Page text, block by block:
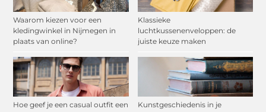
Waarom kiezen voor een
kledingwinkel in Nijmegen in
plaats van online?
Klassieke
luchtkussenenveloppen: de
juiste keuze maken
Hoe geef je een casual outfit een
Kunstgeschiedenis in je